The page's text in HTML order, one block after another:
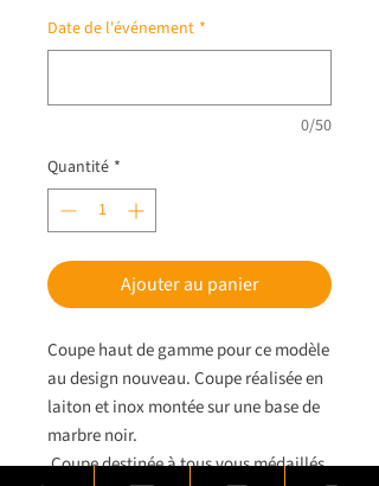
Date de l'événement *
0/50
Quantité *
Ajouter au panier
Coupe haut de gamme pour ce modèle
au design nouveau. Coupe réalisée en
laiton et inox montée sur une base de
marbre noir.
Coupe destinée à tous vous médaillés